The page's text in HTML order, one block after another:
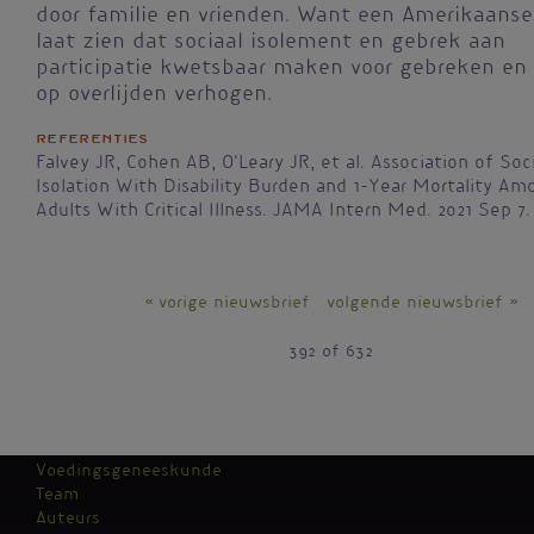
door familie en vrienden. Want een
laat zien dat sociaal isolement en gebrek aan
participatie kwetsbaar maken voor gebreken en
op overlijden verhogen.
Referenties
Falvey JR, Cohen AB, O'Leary JR, et al. Association of
Isolation With Disability Burden and 1-Year Mortality
Adults With Critical Illness. JAMA Intern Med. 2021 Sep 7.
« vorige nieuwsbrief volgende nieuwsbrief »
392 of 632
Kantoormenu
Voedingsgeneeskunde
Team
Auteurs